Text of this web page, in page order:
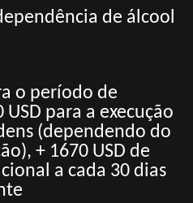
de álcool
o período de
para a execução
(dependendo do
+ 1670 USD de
a cada 30 dias